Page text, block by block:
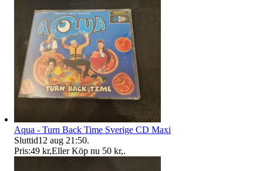
Aqua - Turn Back Time Sverige CD Maxi
Sluttid12 aug 21:50.
Pris:49 kr,Eller Köp nu 50 kr,.